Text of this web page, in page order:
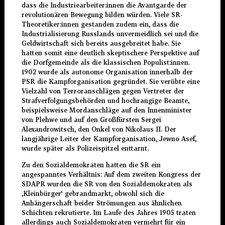
dass die Industriearbeiter:innen die Avantgarde der
revolutionären Bewegung bilden würden. Viele SR-
Theoretiker:innen gestanden zudem ein, dass die
Industrialisierung Russlands unvermeidlich sei und die
Geldwirtschaft sich bereits ausgebreitet habe. Sie
hatten somit eine deutlich skeptischere Perspektive auf
die Dorfgemeinde als die klassischen Populist:innen.
1902wurde als autonome Organisation innerhalb der
PSR die Kampforganisation gegründet. Sie verübte eine
Vielzahl von Terroranschlägen gegen Vertreter der
Strafverfolgungsbehörden und hochrangige Beamte,
beispielsweise Mordanschläge auf den Innenminister
von Plehwe und auf den Großfürsten Sergei
Alexandrowitsch, den Onkel von Nikolaus II. Der
langjährige Leiter der Kampforganisation, Jewno Asef,
wurde später als Polizeispitzel enttarnt.
Zu den Sozialdemokraten hatten die SR ein
angespanntes Verhältnis: Auf dem zweiten Kongress der
SDAPR wurden die SR von den Sozialdemokraten als
‚Kleinbürger‘ gebrandmarkt, obwohl sich die
Anhängerschaft beider Strömungen aus ähnlichen
Schichten rekrutierte. Im Laufe des Jahres 1905 traten
allerdings auch Sozialdemokraten vermehrt für ein